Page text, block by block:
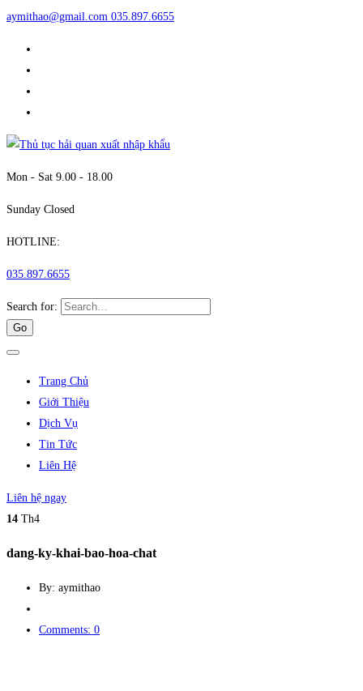
aymithao@gmail.com 035.897.6655
Mon - Sat 9.00 - 18.00
Sunday Closed
HOTLINE:
035.897.6655
Search for:
Trang Chủ
Giới Thiệu
Dịch Vụ
Tin Tức
Liên Hệ
Liên hệ ngay
14 Th4
dang-ky-khai-bao-hoa-chat
By: aymithao
Comments: 0